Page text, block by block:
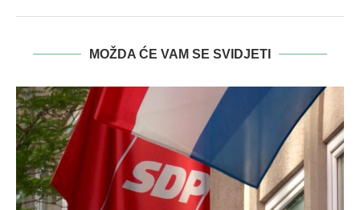
MOŽDA ĆE VAM SE SVIDJETI